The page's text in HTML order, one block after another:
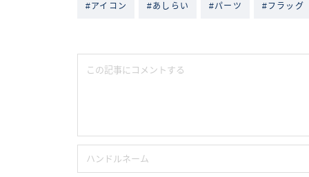
#アイコン #あしらい #パーツ #フラッグ